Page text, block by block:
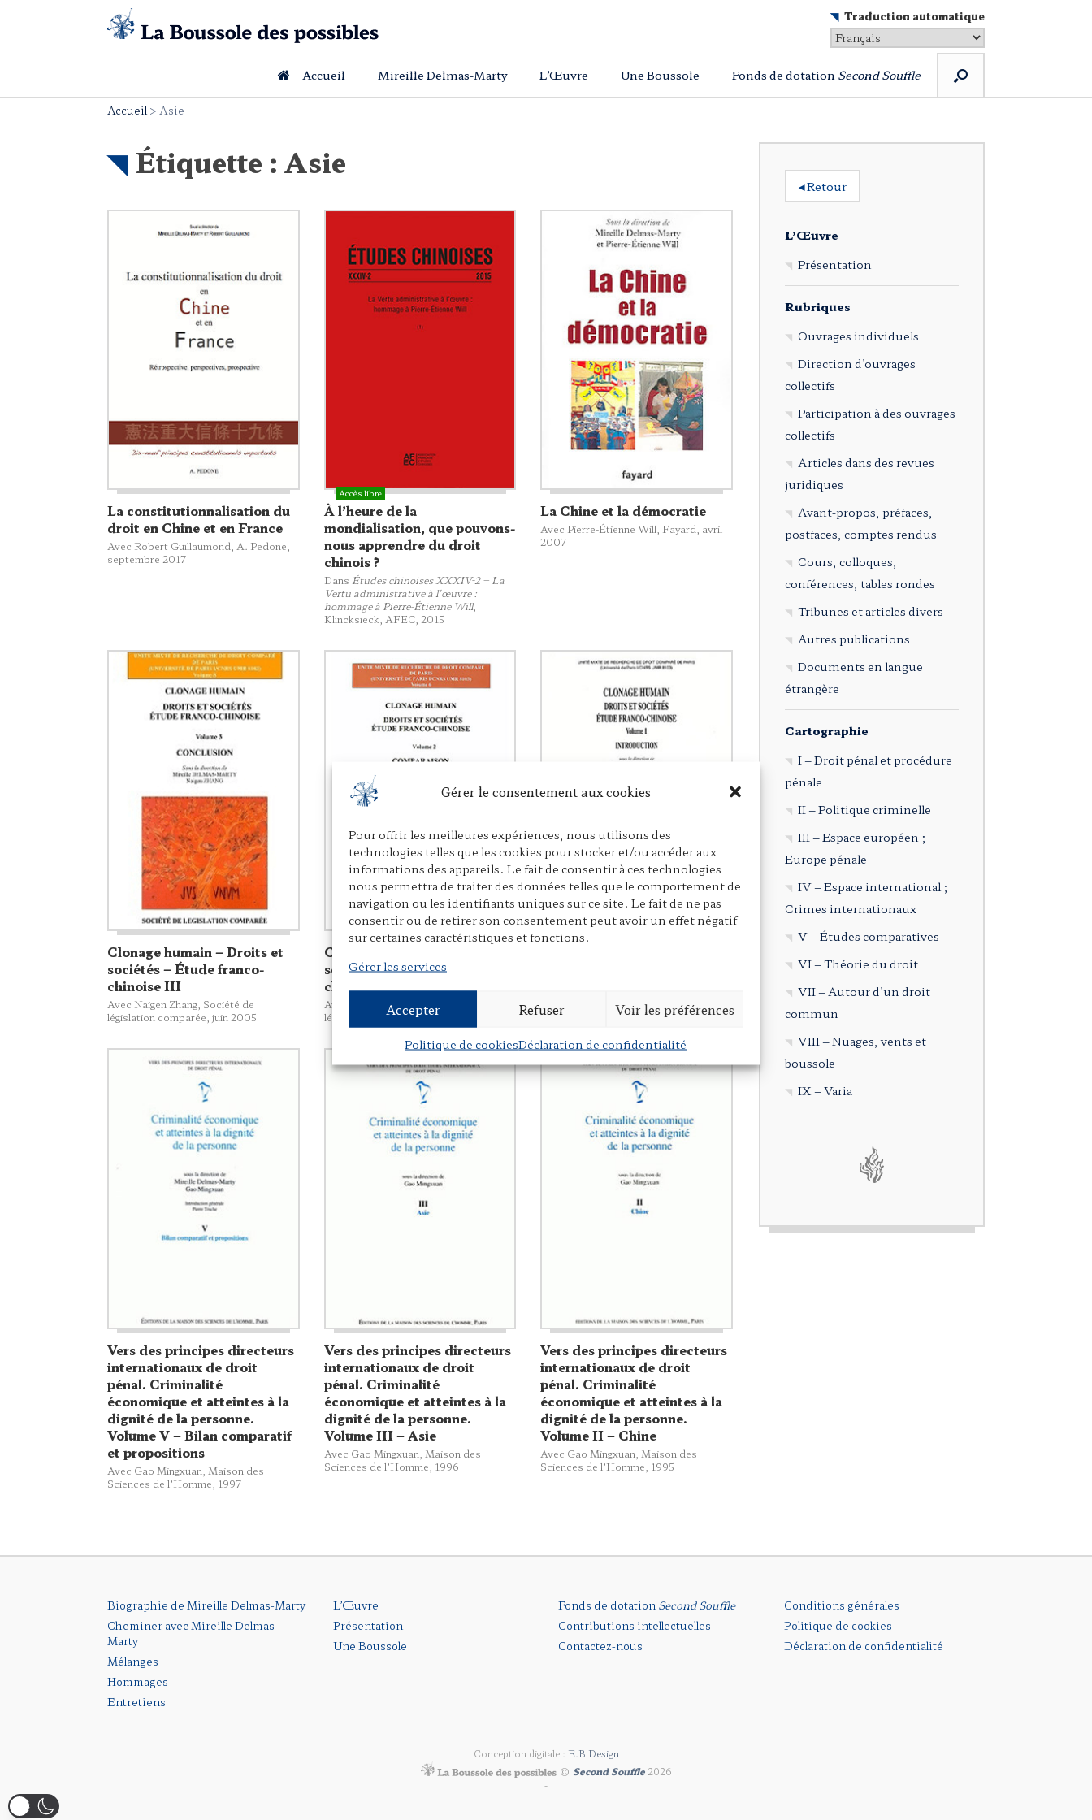
Gérer le consentement aux cookies
Pour offrir les meilleures expériences, nous utilisons des
technologies telles que les cookies pour stocker et/ou accéder aux
informations des appareils. Le fait de consentir à ces technologies
nous permettra de traiter des données telles que le comportement de
navigation ou les identifiants uniques sur ce site. Le fait de ne pas
consentir ou de retirer son consentement peut avoir un effet négatif
sur certaines caractéristiques et fonctions.
Gérer les services
Accepter Refuser Voir les préférences
Politique de cookiesDéclaration de confidentialité
Traduction automatique
Accueil Mireille Delmas-Marty L’Œuvre Une Boussole Fonds de dotation Second Souffle
Accueil > Asie
Étiquette : Asie
La constitutionnalisation du
droit en Chine et en France
Avec Robert Guillaumond, A. Pedone,
septembre 2017
À l’heure de la
mondialisation, que pouvons-
nous apprendre du droit
chinois ?
Dans Études chinoises XXXIV-2 – La
Vertu administrative à l’œuvre :
hommage à Pierre-Étienne Will,
Klincksieck, AFEC, 2015
La Chine et la démocratie
Avec Pierre-Étienne Will, Fayard, avril
2007
Clonage humain – Droits et
sociétés – Étude franco-
chinoise III
Avec Naigen Zhang, Société de
législation comparée , juin 2005
Clonage humain – Droits et
sociétés – Étude franco-
chinoise II
Avec Naigen Zhang,
Société de
législation comparée, mars 2004
Avec Naigen Zhang,
Société de
législation comparée , décembre 2002
Vers des principes directeurs
internationaux de droit
pénal. Criminalité
économique et atteintes à la
dignité de la personne.
Volume V – Bilan comparatif
et propositions
Avec Gao Mingxuan, Maison des
Sciences de l’Homme , 1997
Vers des principes directeurs
internationaux de droit
pénal. Criminalité
économique et atteintes à la
dignité de la personne.
Volume III – Asie
Avec Gao Mingxuan, Maison des
Sciences de l’Homme , 1996
Vers des principes directeurs
internationaux de droit
pénal. Criminalité
économique et atteintes à la
dignité de la personne.
Volume II – Chine
Avec Gao Mingxuan, Maison des
Sciences de l’Homme , 1995
◂Retour
L’Œuvre
Présentation
Rubriques
Ouvrages individuels
Direction d’ouvrages
collectifs
Participation à des ouvrages
collectifs
Articles dans des revues
juridiques
Avant-propos, préfaces,
postfaces, comptes rendus
Cours, colloques,
conférences, tables rondes
Tribunes et articles divers
Autres publications
Documents en langue
étrangère
Cartographie
I – Droit pénal et procédure
pénale
II – Politique criminelle
III – Espace européen ;
Europe pénale
IV – Espace international ;
Crimes internationaux
V – Études comparatives
VI – Théorie du droit
VII – Autour d’un droit
commun
VIII – Nuages, vents et
boussole
IX – Varia
Biographie de Mireille Delmas-Marty
Cheminer avec Mireille Delmas-
Marty
Mélanges
Hommages
Entretiens
L’Œuvre
Présentation
Une Boussole
Fonds de dotationSecond Souffle
Contributions intellectuelles
Contactez-nous
Conditions générales
Politique de cookies
Déclaration de confidentialité
Conception digitale : E.B Design
© Second Souffle2026